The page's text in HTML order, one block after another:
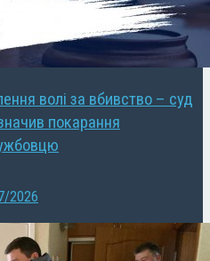
волі за вбивство – суд
покарання
2026